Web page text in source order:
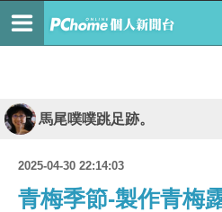
馬尾噗噗跳足跡。
2025-04-30 22:14:03
青梅季節-製作青梅